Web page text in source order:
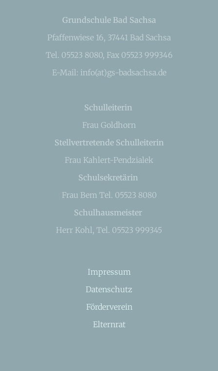
Grundschule Bad Sachsa
Pfaffenwiese 16, 37441 Bad Sachsa
Tel. 05523 8080, Fax 05523 999346
E-Mail: info(at)gs-badsachsa.de
Schulleiterin
Frau Goldhorn
Stellvertretende Schulleiterin
Frau Kahlert-Pendzialek
Schulsekretärin
Frau Bem Tel. 05523 8080
Schulhausmeister
Herr Kohl, Tel. 05523 999345
Impressum
Datenschutz
Förderverein
Elternrat